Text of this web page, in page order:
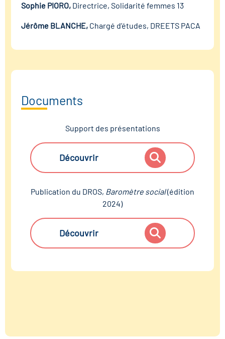
Sophie PIORO, Directrice, Solidarité femmes 13
Jérôme BLANCHE, Chargé d’études, DREETS PACA
Documents
Support des présentations
Découvrir
Publication du DROS, Baromètre social(édition
2024)
Découvrir